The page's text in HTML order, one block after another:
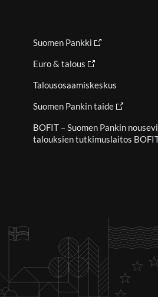
Suomen Pankki
Euro & talous
Talousosaamiskeskus
Suomen Pankin taide
BOFIT – Suomen Pankin
talouksien tutkimuslaitos